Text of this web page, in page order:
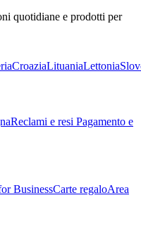
quotidiane e prodotti per
CroaziaLituaniaLettonia
Reclami e resi Pagamento e
BusinessCarte regaloArea